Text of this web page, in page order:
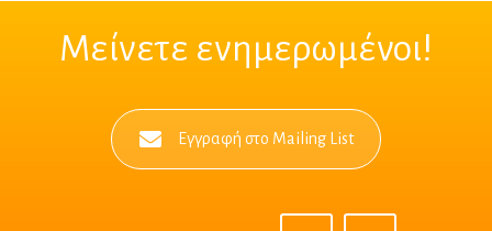
Μείνετε ενημερωμένοι!
Εγγραφή στο Mailing List